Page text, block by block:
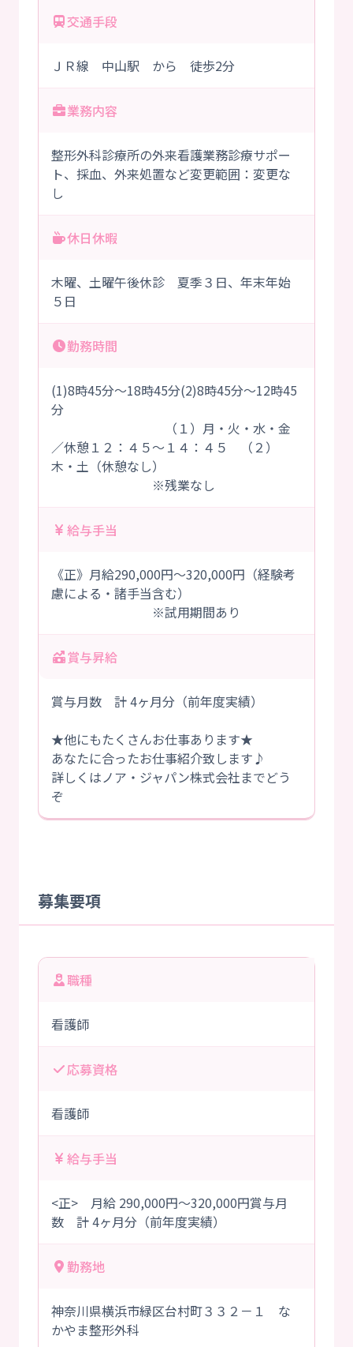
交通手段
ＪＲ線 中山駅 から 徒歩2分
業務内容
整形外科診療所の外来看護業務診療サポー
ト、採血、外来処置など変更範囲：変更な
し
休日休暇
木曜、土曜午後休診 夏季３日、年末年始
５日
勤務時間
(1)8時45分～18時45分(2)8時45分～12時45
分
（１）月・火・水・金
／休憩１２：４５～１４：４５ （２）
木・土（休憩なし）
※残業なし
給与手当
《正》月給290,000円～320,000円（経験考
慮による・諸手当含む）
※試用期間あり
賞与昇給
賞与月数 計 4ヶ月分（前年度実績）
★他にもたくさんお仕事あります★
あなたに合ったお仕事紹介致します♪
詳しくはノア・ジャパン株式会社までどう
ぞ
募集要項
職種
看護師
応募資格
看護師
給与手当
<正> 月給 290,000円～320,000円賞与月
数 計 4ヶ月分（前年度実績）
勤務地
神奈川県横浜市緑区台村町３３２－１ な
かやま整形外科